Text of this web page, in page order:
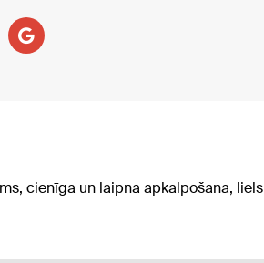
cienīga un laipna apkalpošana, liels